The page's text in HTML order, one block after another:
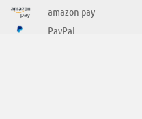
amazon pay
PayPal